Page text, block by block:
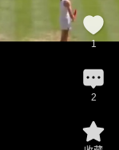
1
2